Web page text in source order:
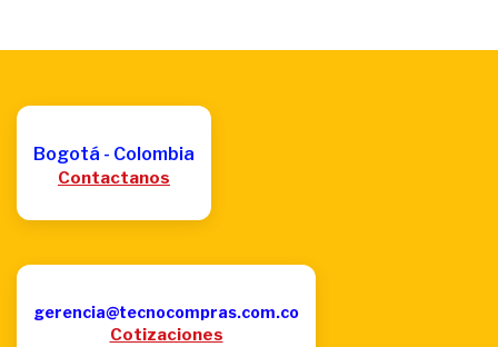
Bogotá - Colombia
Contactanos
gerencia@tecnocompras.com.co
Cotizaciones